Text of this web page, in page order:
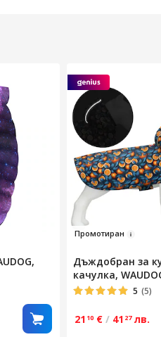
Промотиран
Дъждобран за
качулка,
Оранжев, L 5 (5)
21 10 € / 41 27 лв.